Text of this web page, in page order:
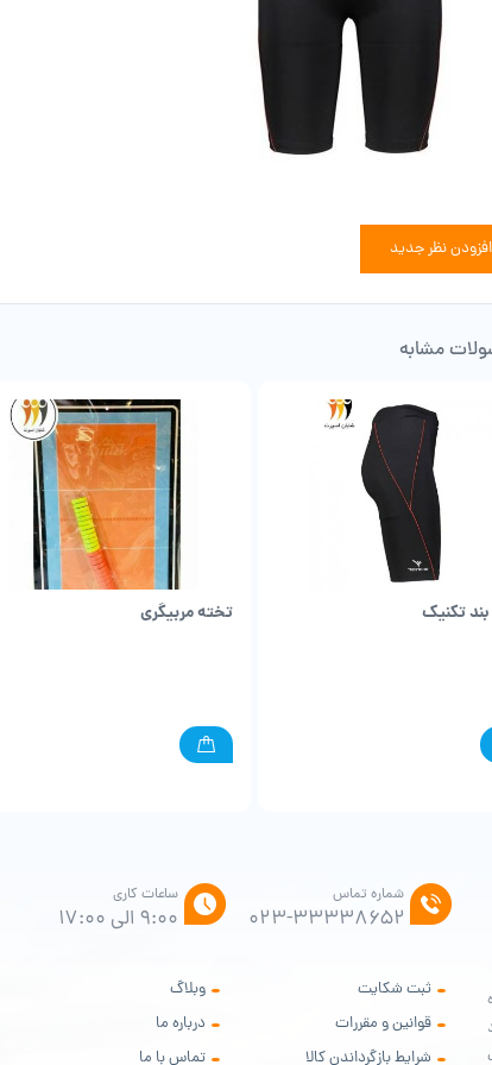
افزودن نظر جدید
مشابه
تکنیک تخته مربیگری
شماره تماس
۰۲۳-۳۳۳۳۸۶۵۲
ثبت شکایت
قوانین و مقررات
شرایط بازگرداندن کالا
ساعات کاری
9:00 الی 17:00
وبلاگ
درباره ما
تماس با ما